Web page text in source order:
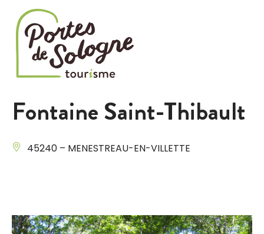
Fontaine Saint-Thibault
45240 – MENESTREAU-EN-VILLETTE